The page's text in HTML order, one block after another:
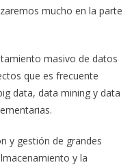
mucho en la parte
masivo de datos
que es frecuente
data, data mining y data
y gestión de grandes
y la